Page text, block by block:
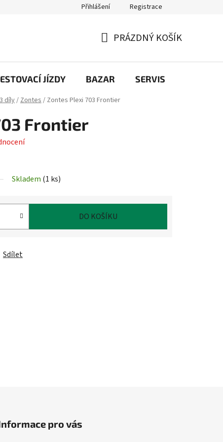
Přihlášení Registrace
KOŠÍK
PRÁZDNÝ KOŠÍK
JÍZDY BAZAR SERVIS
díly/Zontes/ Zontes Plexi 703 Frontier
Frontier
Skladem (1 ks)
DO KOŠÍKU
Sdílet
pro vás